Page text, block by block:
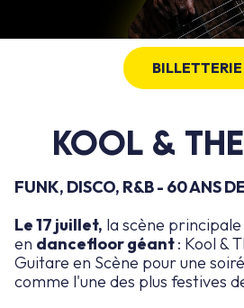
BILLETTERIE
KOOL &
FUNK, DISCO, R&B - 60 ANS
Le 17 juillet, la scène
en dancefloor géant: Kool &
Guitare en Scène pour une
comme l'une des plus festives